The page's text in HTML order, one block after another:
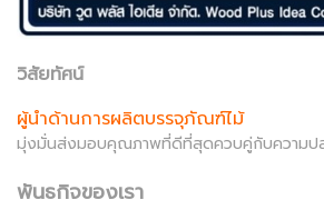
วิสัยทัศน์
ผู้นำด้านการผลิตบรรจุภัณฑ์ไม้
มุ่งมั่นส่งมอบคุณภาพที่ดีที่สุดควบคู่กับความ
พันธกิจของเรา